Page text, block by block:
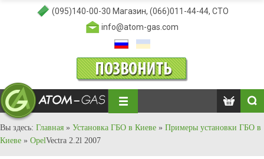
(095)140-00-30 Магазин, (066)011-44-44, СТО
info@atom-gas.com
Вы здесь: Главная » Установка ГБО в Киеве » Примеры установки ГБО в
Киеве » OpelVectra 2.2l 2007